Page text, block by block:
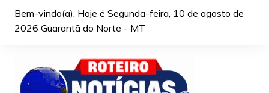
Bem-vindo(a). Hoje é Segunda-feira, 10 de agosto de
2026 Guarantã do Norte - MT